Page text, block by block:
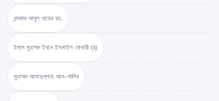
খন্দকার আবুল খায়ের রহ.
ইমাম মুহাম্মদ ইবনে ইসমাইল বোখারী (র)
মুহাম্মদ আসাদুল্লাহ আল-গালিব